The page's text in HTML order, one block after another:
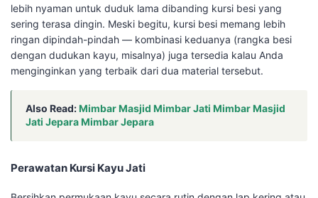
lebih nyaman untuk duduk lama dibanding kursi besi yang
sering terasa dingin. Meski begitu, kursi besi memang lebih
ringan dipindah-pindah — kombinasi keduanya (rangka besi
dengan dudukan kayu, misalnya) juga tersedia kalau Anda
menginginkan yang terbaik dari dua material tersebut.
Also Read:Mimbar Masjid Mimbar Jati Mimbar Masjid
Jati Jepara Mimbar Jepara
Perawatan Kursi Kayu Jati